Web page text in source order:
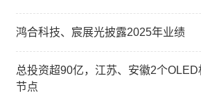
鸿合科技、宸展光披露2025年业绩
总投资超90亿，江苏、安徽2个
节点